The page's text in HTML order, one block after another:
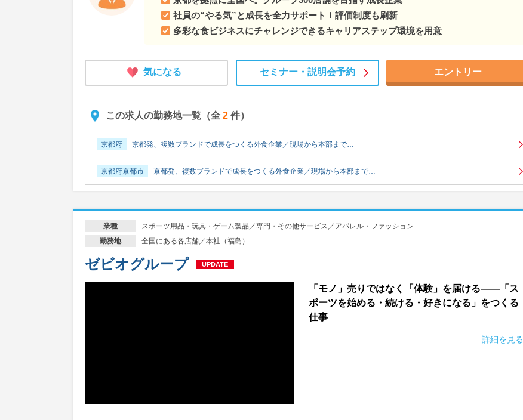
社員の“やる気”と成長を全力サポート！評価制度も刷新
多彩な食ビジネスにチャレンジできるキャリアステップ環境を用意
気になる セミナー・ 説明会予約 エントリー
この求人の勤務地一覧（全 2 件）
京都府 京都発、複数ブランドで成長をつくる外食企業／現場から本部まで…
京都府京都市 京都発、複数ブランドで成長をつくる外食企業／現場から本部まで…
業種 スポーツ用品・玩具・ゲーム製品／専門・その他サービス／アパレル・ファッション
勤務地 全国にある各店舗／本社（福島）
ゼビオグループ UPDATE
「モノ」売りではなく「体験」を届ける――「ス
ポーツを始める・続ける・好きになる」をつくる
仕事
詳細を見る